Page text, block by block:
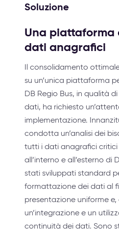
Soluzione
Una piattaforma
dati anagrafici
Il consolidamento
su un’unica piattaforma
DB Regio Bus, in qualità
dati, ha richiesto
implementazione.
condotta un’analisi dei
tutti i dati anagrafici
all’interno e all’esterno di
stati sviluppati standard
formattazione dei dati al
presentazione uniforme
un’integrazione e un
continuità dei dati. Sono